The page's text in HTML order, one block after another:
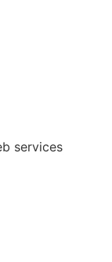
services